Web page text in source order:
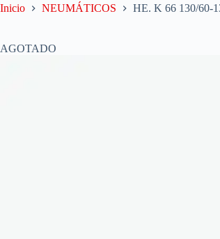
Inicio NEUMÁTICOS HE. K 66 130/60-
AGOTADO